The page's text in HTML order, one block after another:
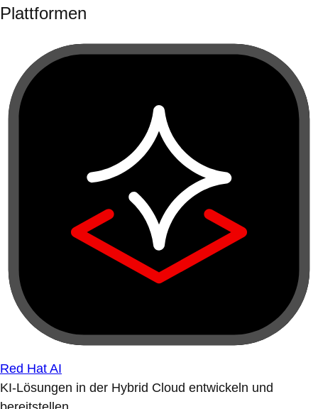
Plattformen
Red Hat AI
KI-Lösungen in der Hybrid Cloud entwickeln und